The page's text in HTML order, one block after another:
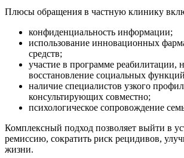
Плюсы обращения в частную клинику
конфиденциальность информации;
использование инновационных
средств;
участие в программе реабилитации,
восстановление социальных
наличие специалистов узкого
консультирующих совместно;
психологическое сопровождение
Комплексный подход позволяет выйти в
ремиссию, сократить риск рецидивов,
жизни.